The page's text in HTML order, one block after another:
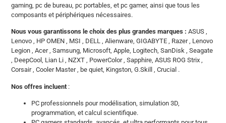
gaming, pc de bureau, pc portables, et pc gamer, ainsi que tous les
composants et périphériques nécessaires.
Nous vous garantissons le choix des plus grandes marques : ASUS ,
Lenovo , HP OMEN , MSI , DELL , Alienware, GIGABYTE , Razer , Lenovo
Legion , Acer , Samsung, Microsoft, Apple, Logitech, SanDisk , Seagate
, DeepCool, Lian Li , NZXT , PowerColor , Sapphire, ASUS ROG Strix ,
Corsair , Cooler Master , be quiet, Kingston, G.Skill , Crucial .
Nos offres incluent :
PC professionnels pour modélisation, simulation 3D,
programmation, et calcul scientifique.